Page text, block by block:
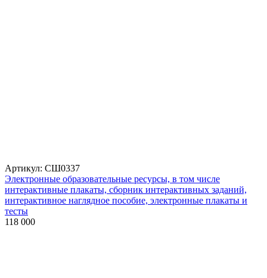
Артикул: СШ0337
Электронные образовательные ресурсы, в том числе
интерактивные плакаты, сборник интерактивных заданий,
интерактивное наглядное пособие, электронные плакаты и
тесты
118 000